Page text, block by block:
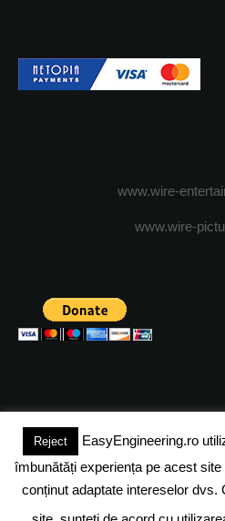
www.wire-
www.wire-
(c) 2024 -
DESPRE NOI ADVERTISING
Reject
EasyEngineering.ro
îmbunătăți experiența pe acest
conținut adaptate intereselor dvs.